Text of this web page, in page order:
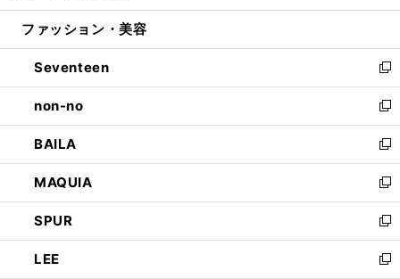
開
ウ
開
く
ン
ウ
で
開
く
ウ
ン
ド
ウ
で
開
く
ファッション・美容
Seventeen
新
し
い
ウ
ィ
ン
ド
ウ
で
開
く
non-no
新
し
い
ウ
ィ
ン
ド
ウ
で
BAILA
新
し
い
ウ
ィ
ン
ド
MAQUIA
新
し
い
ウ
ィ
SPUR
新
し
い
LEE
新